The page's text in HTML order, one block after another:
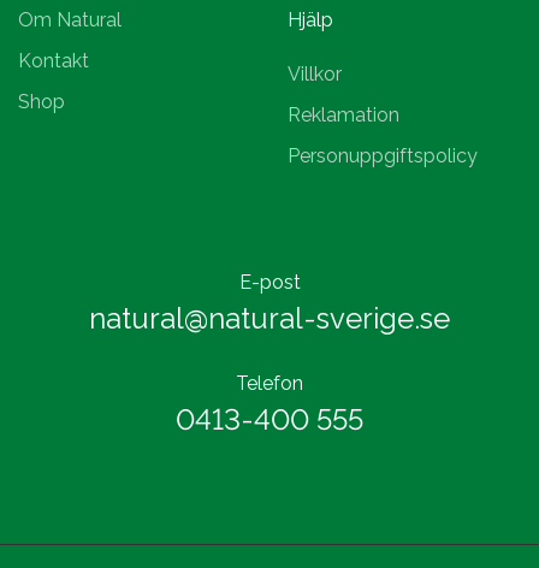
Om Natural
Kontakt
Shop
Hjälp
Villkor
Reklamation
Personuppgiftspolicy
E-post
natural@natural-sverige.se
Telefon
0413-400 555